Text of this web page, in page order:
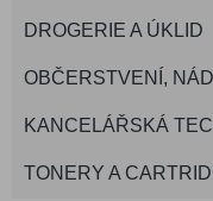
DROGERIE A ÚKLID
OBČERSTVENÍ,
KANCELÁŘSKÁ
TONERY A